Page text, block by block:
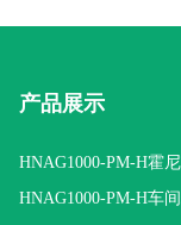
产品展示
HNAG1000-PM-H霍
粉尘浓度检测仪
HNAG1000-PM-H车